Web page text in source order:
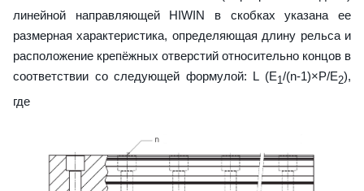
линейной направляющей HIWIN в скобках указана ее
размерная характеристика, определяющая длину рельса и
расположение крепёжных отверстий относительно концов в
соответствии со следующей формулой: L (E1/(n-1)×P/E2),
где